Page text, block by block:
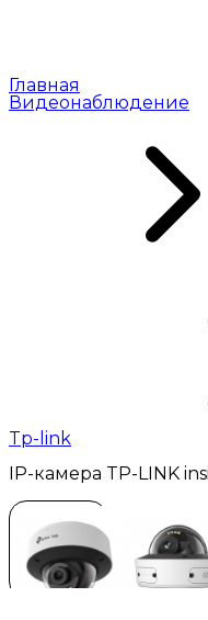
Главная
Видеонаблюдение
Tp-link
IP-камера TP-LINK